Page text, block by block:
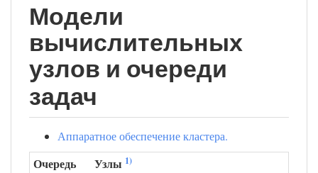
Модели
вычислительных
узлов и очереди
задач
Аппаратное обеспечение кластера.
Очередь Узлы 1)